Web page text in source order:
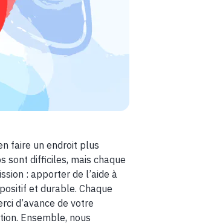
faire un endroit plus
sont difficiles, mais chaque
: apporter de l’aide à
et durable. Chaque
d’avance de votre
Ensemble, nous